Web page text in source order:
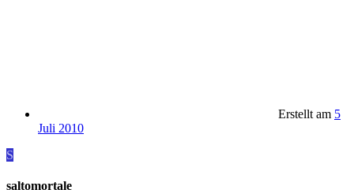
Erstellt am 5
Juli 2010
S
saltomortale